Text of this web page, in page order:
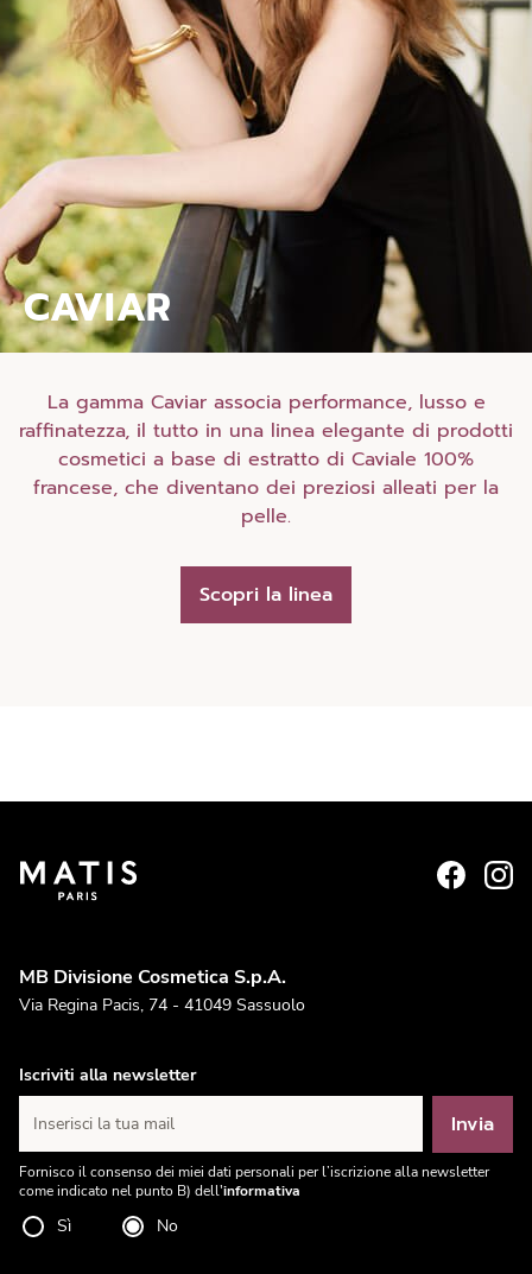
CAVIAR
La gamma Caviar associa performance, lusso e
raffinatezza, il tutto in una linea elegante di prodotti
cosmetici a base di estratto di Caviale 100%
francese, che diventano dei preziosi alleati per la
pelle.
Scopri la linea
MB Divisione Cosmetica S.p.A.
Via Regina Pacis, 74 - 41049 Sassuolo
Iscriviti alla newsletter
Inserisci la tua mail Invia
Fornisco il consenso dei miei dati personali per l’iscrizione alla newsletter
come indicato nel punto B) dell'informativa
Sì No